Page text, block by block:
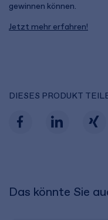
gewinnen können.
Jetzt mehr erfahren!
DIESES PRODUKT
Das könnte Sie